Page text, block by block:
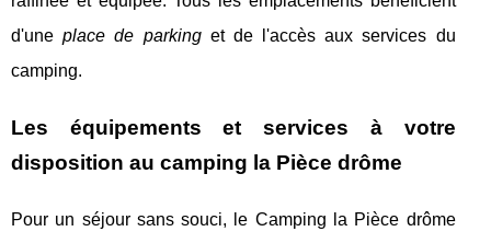
d'uneplace de parkinget de l'accès aux services du
camping.
Les équipements et services à votre
disposition au camping la Pièce drôme
Pour un séjour sans souci, le Camping la Pièce drôme